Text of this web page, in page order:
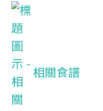
相關食譜